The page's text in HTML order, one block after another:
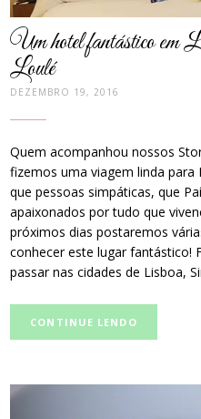
Um hotel fantástico
Loulé
DEZEMBRO 19, 2016
Quem acompanhou nossos
fizemos uma viagem linda para
que pessoas simpáticas, que
apaixonados por tudo que
próximos dias postaremos
conhecer este lugar fantástico!
passar nas cidades de Lisboa,
CONTINUE LENDO
post